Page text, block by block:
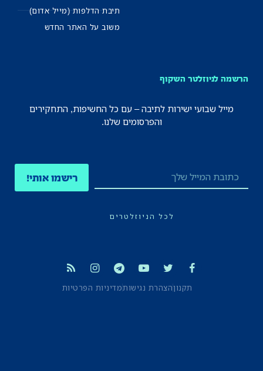
תיבת הדלפות (מייל אדום)
משוב על האתר החדש
לניוזלטר השקוף
מייל שבועי ישירות לתיבה – עם כל החשיפות, התחקירים
והפרסומים שלנו.
רישמו אותי!
לכל הניוזלטרים
תקנוןהצהרת נגישותמדיניות הפרטיות